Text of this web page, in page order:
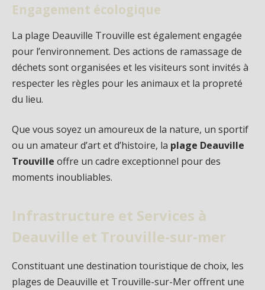
Engagement écologique
La plage Deauville Trouville est également engagée
pour l’environnement. Des actions de ramassage de
déchets sont organisées et les visiteurs sont invités à
respecter les règles pour les animaux et la propreté
du lieu.
Que vous soyez un amoureux de la nature, un sportif
ou un amateur d’art et d’histoire, la plage Deauville
Trouville offre un cadre exceptionnel pour des
moments inoubliables.
Infrastructure et Services à
Deauville et Trouville-sur-mer
Constituant une destination touristique de choix, les
plages de Deauville et Trouville-sur-Mer offrent une